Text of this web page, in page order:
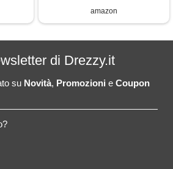
amazon
di Drezzy.it
su Novità, Promozioni e Coupon